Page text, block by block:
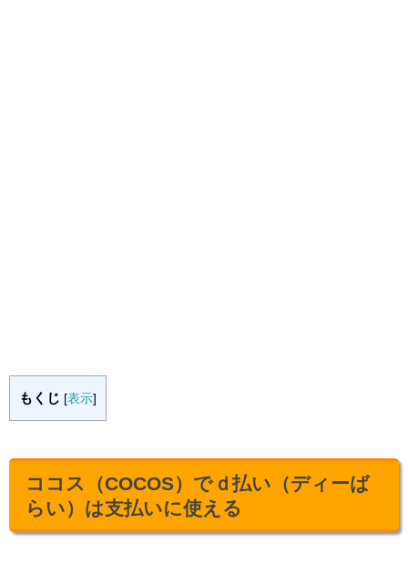
もくじ [表示]
ココス（COCOS）でｄ払い（ディーば
らい）は支払いに使える